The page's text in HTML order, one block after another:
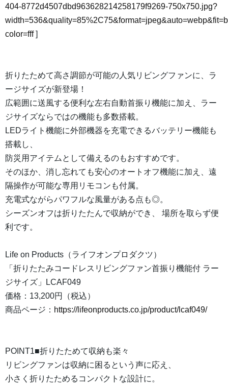
404-8772d4507dbd963628214258179f9269-750x750.jpg?
color=fff]
折りたためて高さ調節が可能の人気リビングファンに、ラ
ージサイズが新登場！
広範囲に送風する便利な左右自動首振り機能に加え、ラー
ジサイズならではの機能も多数搭載。
LEDライト機能に外部機器を充電できるバッテリー機能も
搭載し、
防災用アイテムとして備えるのもおすすめです。
そのほか、消し忘れても安心のオートオフ機能に加え、遠
隔操作が可能な専用リモコンも付属。
充電式ながらパワフルな風量がある点も◎。
シーズンオフは折りたたんで収納ができ、 場所を取らず便
利です。
Life on Products（ライフオンプロダクツ）
「折りたたみコードレスリビングファン首振り機能付 ラー
ジサイズ」LCAF049
価格：13,200円（税込）
商品ページ： https://lifeonproducts.co.jp/product/lcaf049/
POINT1■折りたためて収納も楽々
リビングファンは収納に困るという声に応え、
小さく折りたためるコンパクトな設計に。